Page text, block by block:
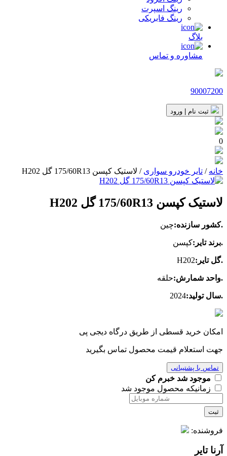
رینگ اسپرت
رینگ فابریکی
بلاگ
مشاوره و تماس
90007200
0
خانه / تایر خودرو سواری / لاستیک کپسن 175/60R13 گل H202
لاستیک کپسن 175/60R13 گل H202
.کشور سازنده:چین
.برند تایر:کپسن
.گل تایر:H202
.واحد شمارش:حلقه
.سال تولید:2024
امکان خرید قسطی از طریق درگاه دیجی پی
جهت استعلام قیمت محصول تماس بگیرید
تماس با پشتیبانی
موجود شد خبرم کن
زمانیکه محصول موجود شد
ثبت
فروشنده:
آرنا تایر